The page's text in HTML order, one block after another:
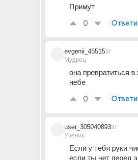
Примут
0
evgenii_45515
Мудрец
3г
она превратиться
небе
0
user_305040893
Ученик
3г
Если у тебя руки
если ты чет перед